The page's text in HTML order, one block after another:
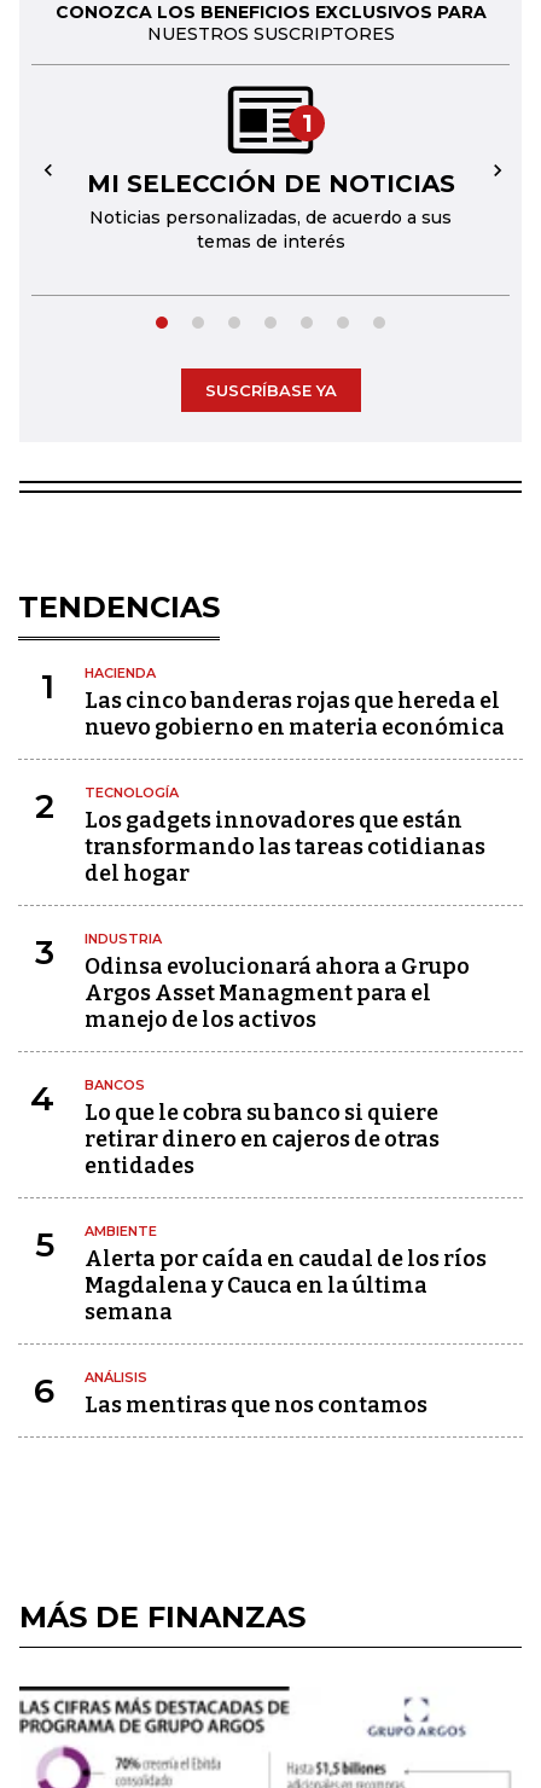
CONOZCA LOS BENEFICIOS EXCLUSIVOS PARA
NUESTROS SUSCRIPTORES
1
MI SELECCIÓN DE NOTICIAS
Noticias personalizadas, de acuerdo a sus
temas de interés
← →
SUSCRÍBASE YA
TENDENCIAS
1 HACIENDA
Las cinco banderas rojas que hereda el
nuevo gobierno en materia económica
2 TECNOLOGÍA
Los gadgets innovadores que están
transformando las tareas cotidianas
del hogar
3 INDUSTRIA
Odinsa evolucionará ahora a Grupo
Argos Asset Managment para el
manejo de los activos
4 BANCOS
Lo que le cobra su banco si quiere
retirar dinero en cajeros de otras
entidades
5 AMBIENTE
Alerta por caída en caudal de los ríos
Magdalena y Cauca en la última
semana
6 ANÁLISIS
Las mentiras que nos contamos
MÁS DE FINANZAS